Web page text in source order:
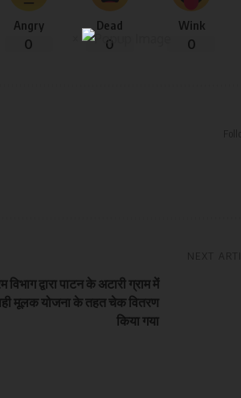
Angry
0
Dead
0
Wink
0
विभाग द्वारा पाटन के अटारी ग्राम में
मूलक योजना के तहत चेक वितरण
किया गया